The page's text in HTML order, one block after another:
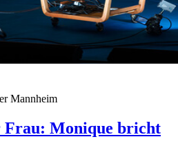
Mannheim
Frau: Monique bricht